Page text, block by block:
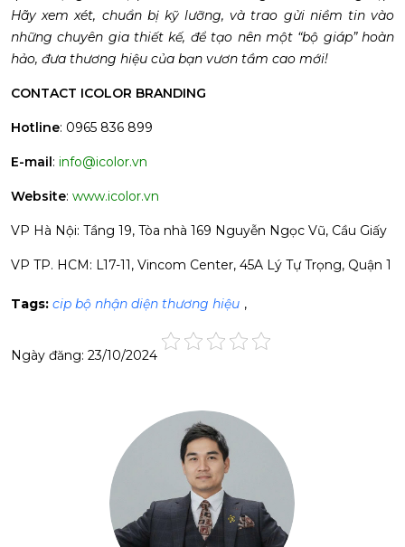
Hãy xem xét, chuẩn bị kỹ lưỡng, và trao gửi niềm tin vào
những chuyên gia thiết kế, để tạo nên một “bộ giáp” hoàn
hảo, đưa thương hiệu của bạn vươn tầm cao mới!
CONTACT ICOLOR BRANDING
Hotline: 0965 836 899
E-mail: info@icolor.vn
Website: www.icolor.vn
VP Hà Nội: Tầng 19, Tòa nhà 169 Nguyễn Ngọc Vũ, Cầu Giấy
VP TP. HCM: L17-11, Vincom Center, 45A Lý Tự Trọng, Quận 1
Tags: cip bộ nhận diện thương hiệu ,
Ngày đăng: 23/10/2024